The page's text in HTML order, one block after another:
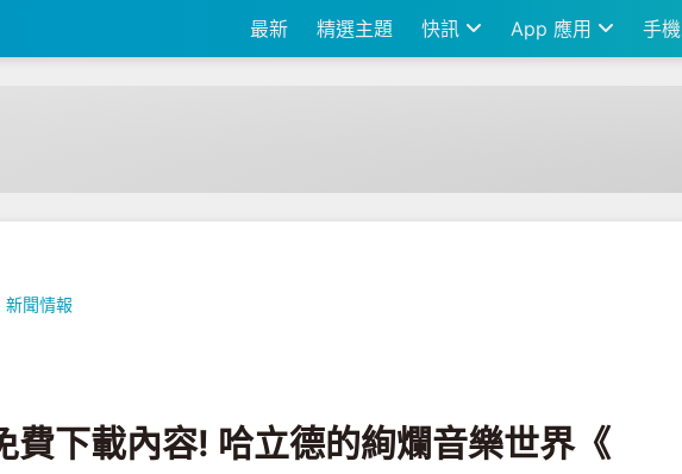
最新 精選主題 快訊 App 應用 手機
新聞情報
載內容! 哈立德的絢爛音樂世界《 Khalid Young Dumb & Broke VR 》(3/29開放)
費下載內容! 哈立德的絢爛音樂世界《